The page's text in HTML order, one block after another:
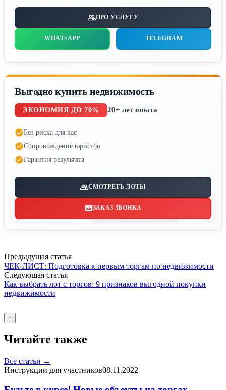
ПРО УСЛУГУ
WHATSAPP TELEGRAM
Выгодно купить недвижимость
ЭКОНОМИЯ ДО 70% 20+ лет опыта
Без риска для вас
Сопровождение юристов
Гарантия результата
СМОТРЕТЬ ЛОТЫ
ЗАКАЗ ЗВОНКА
Предыдущая статья
ЧЕК-ЛИСТ: Подготовка к первым торгам по недвижимости
Следующая статья
Как выбрать лот с торгов: 9 признаков выгодной покупки
недвижимости
↑
Читайте также
Все статьи →
Инструкции для участников08.11.2022